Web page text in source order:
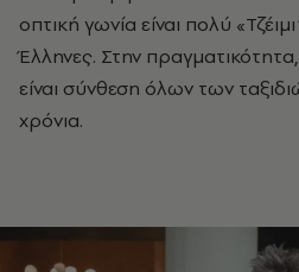
οπτική γωνία είναι πολύ
Έλληνες. Στην
είναι σύνθεση όλων των
χρόνια.